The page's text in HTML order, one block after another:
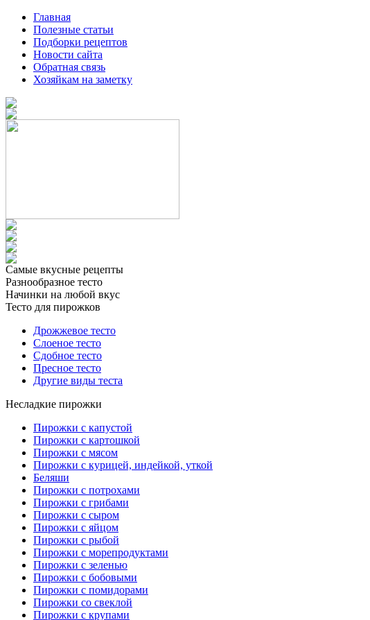
Главная
Полезные статьи
Подборки рецептов
Новости сайта
Обратная связь
Хозяйкам на заметку
Самые вкусные рецепты
Разнообразное тесто
Начинки на любой вкус
Тесто для пирожков
Дрожжевое тесто
Слоеное тесто
Сдобное тесто
Пресное тесто
Другие виды теста
Несладкие пирожки
Пирожки с капустой
Пирожки с картошкой
Пирожки с мясом
Пирожки с курицей, индейкой, уткой
Беляши
Пирожки с потрохами
Пирожки с грибами
Пирожки с сыром
Пирожки с яйцом
Пирожки с рыбой
Пирожки с морепродуктами
Пирожки с зеленью
Пирожки с бобовыми
Пирожки с помидорами
Пирожки со свеклой
Пирожки с крупами